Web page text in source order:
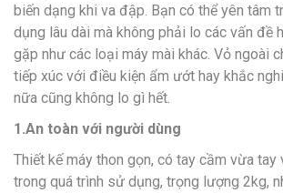
biến dạng khi va đập. Bạn có thể yên tâm
dụng lâu dài mà không phải lo các vấn đề
gặp như các loại máy mài khác. Vỏ ngoài
tiếp xúc với điều kiện ẩm ướt hay khắc
nữa cũng không lo gì hết.
1.An toàn với người dùng
Thiết kế máy thon gọn, có tay cầm vừa tay
trong quá trình sử dụng, trọng lượng 2kg,